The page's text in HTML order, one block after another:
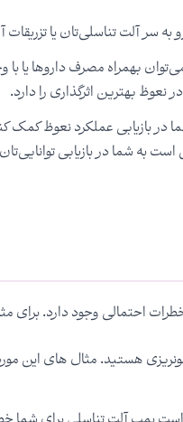
سر آلت تناسلی‌تان یا تزریقات
بهمراه مصرف داروها یا با
نعوظ بهترین اثرگذاری را دارد.
بازیابی عملکرد نعوظ کمک
به شما در بازیابی
احتمالی وجود دارد. برای
هستید. مثال های این مورد